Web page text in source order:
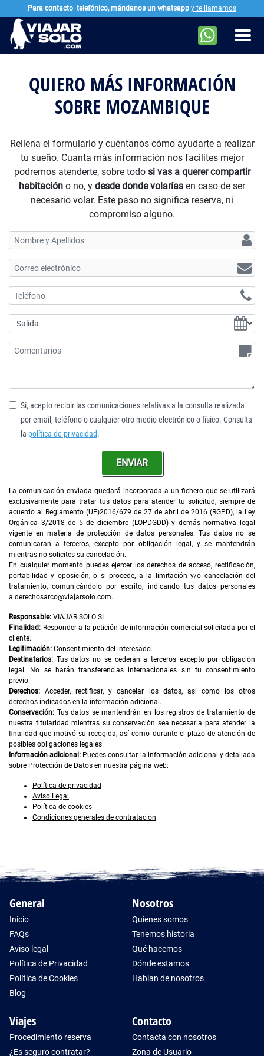
Ir al contenido principal
QUIERO MÁS INFORMACIÓN
SOBRE MOZAMBIQUE
Rellena el formulario y cuéntanos cómo ayudarte a realizar
tu sueño. Cuanta más información nos facilites mejor
podremos atenderte, sobre todo si vas a querer compartir
habitación o no, y desde donde volarías en caso de ser
necesario volar. Este paso no significa reserva, ni
compromiso alguno.
Sí, acepto recibir las comunicaciones relativas a la consulta realizada
por email, teléfono o cualquier otro medio electrónico o físico. Consulta
la política de privacidad.
ENVIAR
La comunicación enviada quedará incorporada a un fichero que se utilizará
exclusivamente para tratar tus datos para atender tu solicitud, siempre de
acuerdo al Reglamento (UE)2016/679 de 27 de abril de 2016 (RGPD), la Ley
Orgánica 3/2018 de 5 de diciembre (LOPDGDD) y demás normativa legal
vigente en materia de protección de datos personales. Tus datos no se
comunicaran a terceros, excepto por obligación legal, y se mantendrán
mientras no solicites su cancelación.
En cualquier momento puedes ejercer los derechos de acceso, rectificación,
portabilidad y oposición, o si procede, a la limitación y/o cancelación del
tratamiento, comunicándolo por escrito, indicando tus datos personales
a derechosarco@viajarsolo.com.
Responsable: VIAJAR SOLO SL
Finalidad: Responder a la petición de información comercial solicitada por el
cliente.
Legitimación: Consentimiento del interesado.
Destinatarios: Tus datos no se cederán a terceros excepto por obligación
legal. No se harán transferencias internacionales sin tu consentimiento
previo.
Derechos: Acceder, rectificar, y cancelar los datos, así como los otros
derechos indicados en la información adicional.
Conservación: Tus datos se mantendrán en los registros de tratamiento de
nuestra titularidad mientras su conservación sea necesaria para atender la
finalidad que motivó su recogida, así como durante el plazo de atención de
posibles obligaciones legales.
Información adicional: Puedes consultar la información adicional y detallada
sobre Protección de Datos en nuestra página web:
Política de privacidad
Aviso Legal
Política de cookies
Condiciones generales de contratación
General
Inicio
FAQs
Aviso legal
Política de Privacidad
Política de Cookies
Blog
Nosotros
Quienes somos
Tenemos historia
Qué hacemos
Dónde estamos
Hablan de nosotros
Viajes
Procedimiento reserva
¿Es seguro contratar?
Contacto
Contacta con nosotros
Zona de Usuario
Para contacto telefónico, mándanos un whatsapp y te llamamos